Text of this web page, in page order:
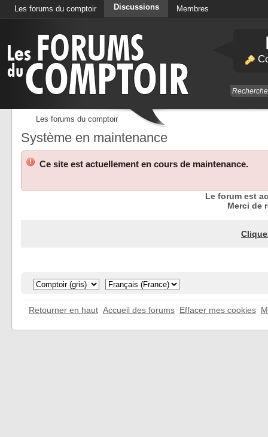
Les forums du comptoir Discussions Membres
Les forums du comptoir
Système en maintenance
Ce site est actuellement en cours de maintenance.
Le forum est
Merci de
Retourner en haut Accueil des forums Effacer mes cookies